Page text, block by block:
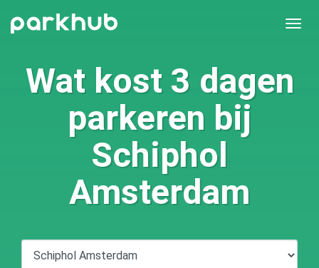
Wat kost 3 dagen
parkeren bij
Schiphol
Amsterdam